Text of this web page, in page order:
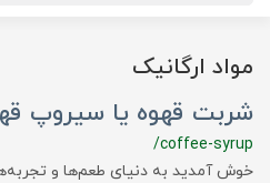
مواد ارگانیک
شربت قهوه یا سیروپ
/coffee-syrup
خوش آمدید به دنیای طعم‌ها و